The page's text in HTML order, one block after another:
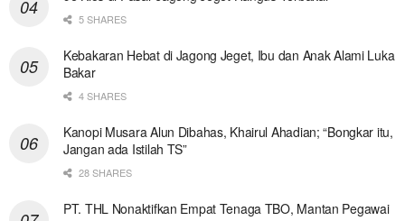
5 SHARES
Kebakaran Hebat di Jagong Jeget, Ibu dan Anak Alami Luka
Bakar
4 SHARES
Kanopi Musara Alun Dibahas, Khairul Ahadian; “Bongkar itu,
Jangan ada Istilah TS”
28 SHARES
PT. THL Nonaktifkan Empat Tenaga TBO, Mantan Pegawai